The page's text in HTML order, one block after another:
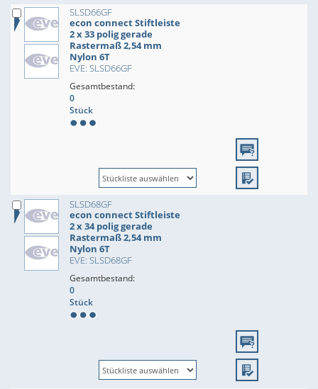
SLSD66GF
econ connect Stiftleiste
2 x 33 polig gerade
Rastermaß 2,54 mm
Nylon 6T
EVE: SLSD66GF
Gesamtbestand:
0
Stück
SLSD68GF
econ connect Stiftleiste
2 x 34 polig gerade
Rastermaß 2,54 mm
Nylon 6T
EVE: SLSD68GF
Gesamtbestand:
0
Stück